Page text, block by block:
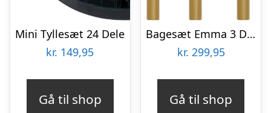
Mini Tyllesæt 24 Dele
kr. 149,95
Gå til shop
Bagesæt Emma 3 Dele Curry
kr. 299,95
Gå til shop